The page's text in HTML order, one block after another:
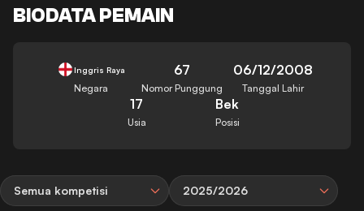
BIODATA PEMAIN
Inggris Raya
Negara
67
Nomor Punggung
06/12/2008
Tanggal Lahir
17
Usia
Bek
Posisi
Semua kompetisi 2025/2026